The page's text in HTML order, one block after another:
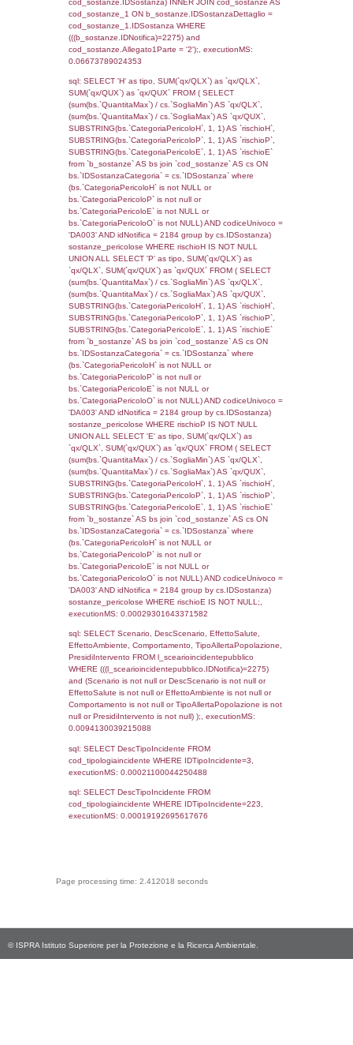
(f_territori_limitrofi.IDTipologiaTerritorio =
cod_territori_tipologia.IDTipologiaTerritorio)
(f_territori_limitrofi.IDTipoTerritorio =
cod_territori_tipologia.IDTerritorioTP)
(((f_territori_limitrofi.IDNotifica)=2275) AND
((f_territori_limitrofi.IDTipoTerritorio)=7)),
0.068742990493774
sql: SELECT
reg_f_territori_limitrofi.Direzione,
reg_f_territori_limitrofi.Denominazione,
_limitrofi.DescAltro FROM
JOIN cod_territori_tipologia ON
(reg_f_territori_limitrofi.IDTipologiaTerritorio =
cod_territori_tipologia.IDTipologiaTerritorio)
(reg_f_territori_limitrofi.IDTipoTerritorio =
cod_territori_tipologia.IDTerritorioTP)
0.019286870956421
sql: SELECT f_territori_limitrofi.Distanza,
f_territori_limitrofi.Direzione,
f_territori_limitrofi.Denominazione,
rofi.DescAltro FROM f_territori_limitrofi
cod_territori_tipologia ON
(f_territori_limitrofi.IDTipologiaTerritorio =
cod_territori_tipologia.IDTipologiaTerritorio)
(f_territori_limitrofi.IDTipoTerritorio =
cod_territori_tipologia.IDTerritorioTP)
(((f_territori_limitrofi.IDNotifica)=2275) AND
((f_territori_limitrofi.IDTipoTerritorio)=8)),
0.07129693031311
sql: SELECT
reg_f_territori_limitrofi.Direzione,
reg_f_territori_limitrofi.Denominazione,
_limitrofi.DescAltro FROM
(reg_f_territori_limitrofi.IDTipologiaTerritorio =
cod_territori_tipologia.IDTipologiaTerritorio)
(reg_f_territori_limitrofi.IDTipoTerritorio =
cod_territori_tipologia.IDTerritorioTP)